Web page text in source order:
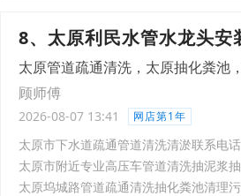
8、太原利民水管水龙头安
太原管道疏通清洗，太原抽化粪池
顾师傅
2026-08-07 13:41 网店第1年
太原市下水道疏通管道清洗清淤联系电话
太原市附近专业高压车管道清洗抽泥浆
太原坞城路管道疏通清洗抽化粪池清理